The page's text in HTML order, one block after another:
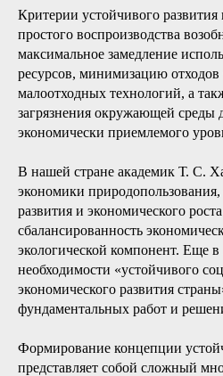
Критерии устойчивого
простого воспроизводства
максимальное замедление
ресурсов, минимизацию отходов
малоотходных технологий, а
загрязнения окружающей среды
экономически приемлемого
В нашей стране академик Т. С.
экономики природопользования,
развития и экономического
сбалансированность
экологической компонент. Еще
необходимости «устойчивого
экономического развития
фундаментальных работ и
Формирование концепции
представляет собой сложный